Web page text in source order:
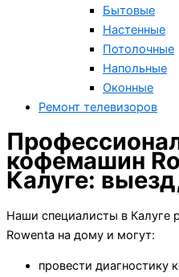
Бытовые
Настенные
Потолочные
Напольные
Оконные
Ремонт телевизоров
кофемашин
Калуге:
Наши специалисты в
Rowenta на дому и могут:
провести диагностику